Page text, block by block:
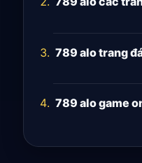
789 alo trang
789 alo game